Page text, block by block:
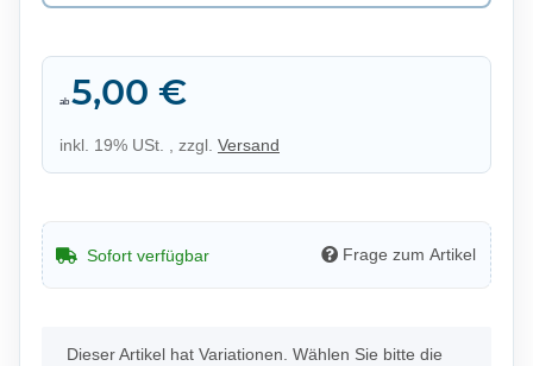
ab 5,00 €
inkl. 19% USt. , zzgl. Versand
Sofort verfügbar Frage zum Artikel
x
Dieser Artikel hat Variationen. Wählen Sie bitte die